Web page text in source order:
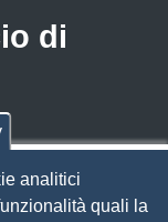
di
analitici
quali la